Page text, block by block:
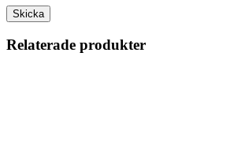
Relaterade produkter